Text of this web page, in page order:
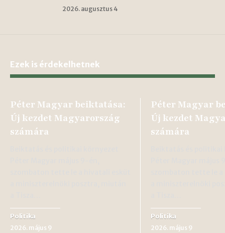
2026. augusztus 4
Ezek is érdekelhetnek
Péter Magyar beiktatása:
Új kezdet Magyarország
számára
Politika
2026. május 9
Péter Magyar
Új kezdet
számára
Politika
2026. május 9